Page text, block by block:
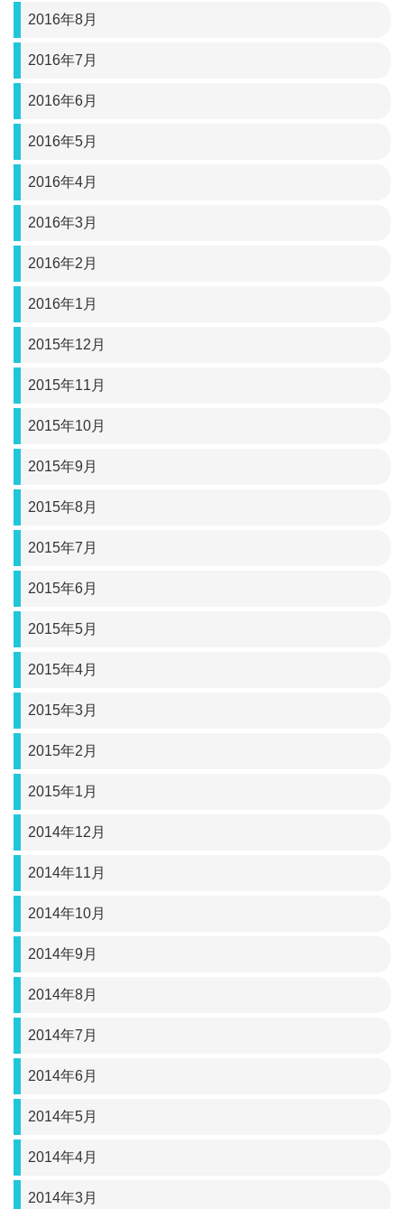
2016年8月
2016年7月
2016年6月
2016年5月
2016年4月
2016年3月
2016年2月
2016年1月
2015年12月
2015年11月
2015年10月
2015年9月
2015年8月
2015年7月
2015年6月
2015年5月
2015年4月
2015年3月
2015年2月
2015年1月
2014年12月
2014年11月
2014年10月
2014年9月
2014年8月
2014年7月
2014年6月
2014年5月
2014年4月
2014年3月